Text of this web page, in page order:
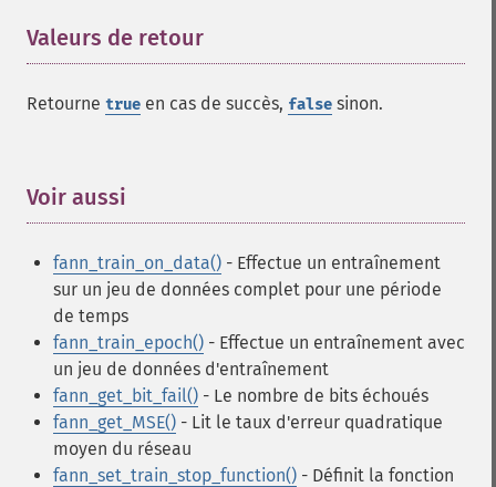
Valeurs de retour
Retourne true en cas de succès, false sinon.
Voir aussi
fann_train_on_data() - Effectue un entraînement
sur un jeu de données complet pour une période
de temps
fann_train_epoch() - Effectue un entraînement avec
un jeu de données d'entraînement
fann_get_bit_fail() - Le nombre de bits échoués
fann_get_MSE() - Lit le taux d'erreur quadratique
moyen du réseau
fann_set_train_stop_function() - Définit la fonction